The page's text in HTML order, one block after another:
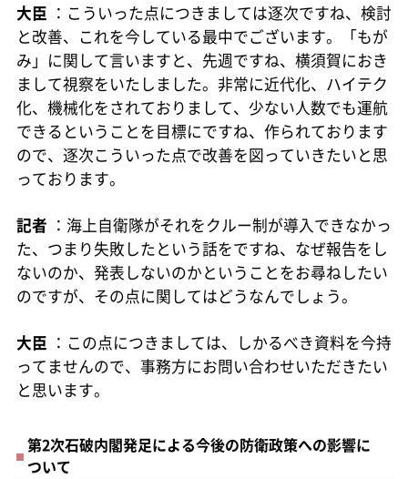
大臣 ：こういった点につきましては逐次ですね、検討
と改善、これを今している最中でございます。「もが
み」に関して言いますと、先週ですね、横須賀におき
まして視察をいたしました。非常に近代化、ハイテク
化、機械化をされておりまして、少ない人数でも運航
できるということを目標にですね、作られております
ので、逐次こういった点で改善を図っていきたいと思
っております。
記者 ：海上自衛隊がそれをクルー制が導入できなかっ
た、つまり失敗したという話をですね、なぜ報告をし
ないのか、発表しないのかということをお尋ねしたい
のですが、その点に関してはどうなんでしょう。
大臣 ：この点につきましては、しかるべき資料を今持
ってませんので、事務方にお問い合わせいただきたい
と思います。
第2次石破内閣発足による今後の防衛政策への影響に
ついて